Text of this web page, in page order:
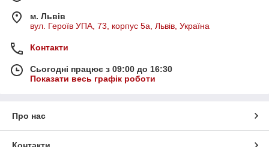
м. Львів
вул. Героїв УПА, 73, корпус 5а, Львів, Україна
Контакти
Сьогодні працює з 09:00 до 16:30
Показати весь графік роботи
Про нас